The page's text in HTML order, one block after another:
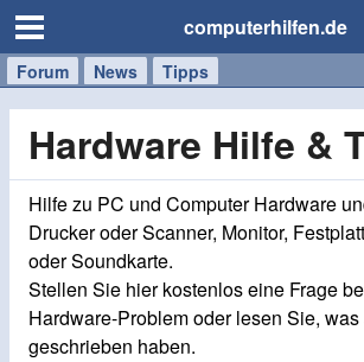
computerhilfen.de
Forum News Tipps
Handy
Windows
Mac
Hardware Hilfe &
Hilfe zu PC und Computer Hardware
Drucker oder Scanner, Monitor,
oder Soundkarte.
Stellen Sie hier kostenlos eine Frage
Hardware-Problem oder lesen Sie,
geschrieben haben.